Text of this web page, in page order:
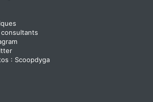
: Scoopdyga